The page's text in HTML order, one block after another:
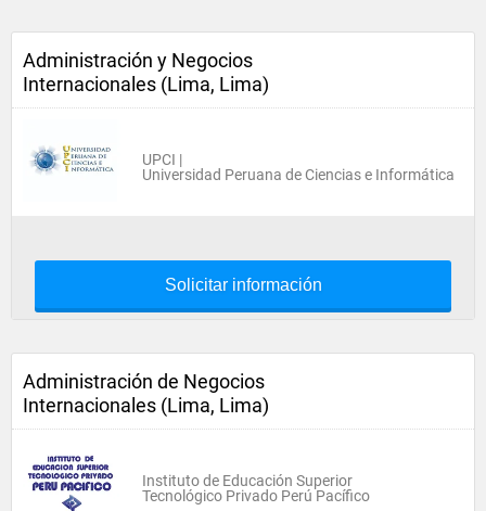
Administración y Negocios
Internacionales (Lima, Lima)
UPCI |
Universidad Peruana de Ciencias e Informática
Solicitar información
Administración de Negocios
Internacionales (Lima, Lima)
Instituto de Educación Superior
Tecnológico Privado Perú Pacífico